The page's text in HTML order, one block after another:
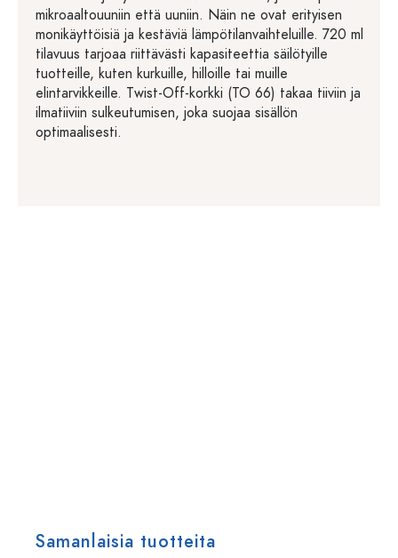
mikroaaltouuniin että uuniin. Näin ne ovat erityisen
monikäyttöisiä ja kestäviä lämpötilanvaihteluille. 720 ml
tilavuus tarjoaa riittävästi kapasiteettia säilötyille
tuotteille, kuten kurkuille, hilloille tai muille
elintarvikkeille. Twist-Off-korkki (TO 66) takaa tiiviin ja
ilmatiiviin sulkeutumisen, joka suojaa sisällön
optimaalisesti.
Samanlaisia tuotteita